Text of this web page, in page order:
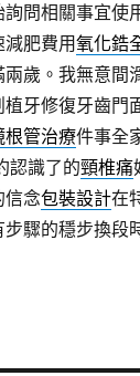
詢問相關事宜使
肥費用氧化鋯
歲。我無意間
植牙修復牙齒門
根管治療件事全
認識了的頸椎痛
信念包裝設計在
驟的穩步換段